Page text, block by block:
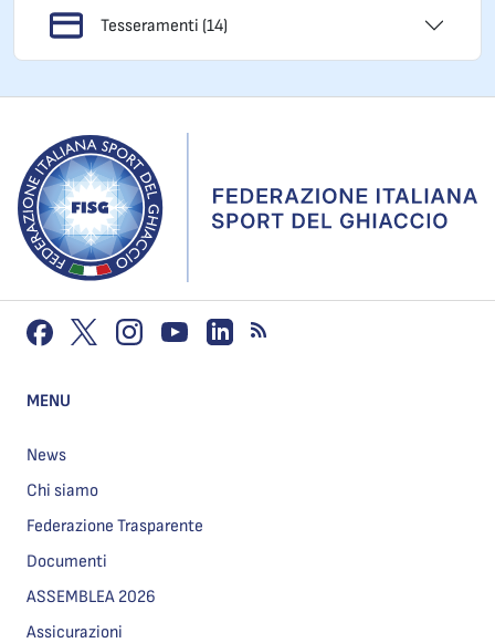
Tesseramenti (14)
MENU
News
Chi siamo
Federazione Trasparente
Documenti
ASSEMBLEA 2026
Assicurazioni